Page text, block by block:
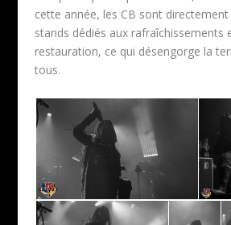
cette année, les CB sont
stands dédiés aux rafraîchissements
restauration, ce qui désengorge la
tous.